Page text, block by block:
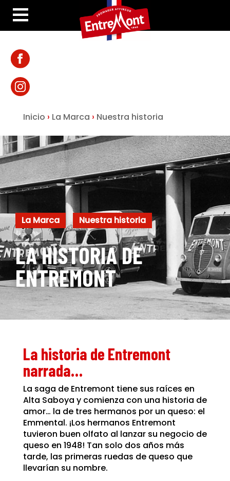
Inicio › La Marca › Nuestra historia
La Marca Nuestra historia
LA HISTORIA DE
ENTREMONT
La historia de Entremont
narrada…
La saga de Entremont tiene sus raíces en
Alta Saboya y comienza con una historia de
amor… la de tres hermanos por un queso: el
Emmental. ¡Los hermanos Entremont
tuvieron buen olfato al lanzar su negocio de
queso en 1948! Tan solo dos años más
tarde, las primeras ruedas de queso que
llevarían su nombre.